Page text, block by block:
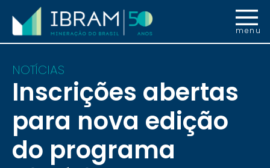
menu
NOTÍCIAS
Inscrições abertas
para nova edição
do programa